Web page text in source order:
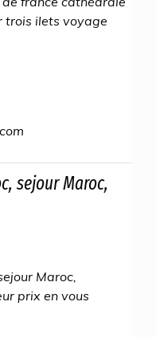
trois ilets voyage
sejour Maroc,
Maroc,
prix en vous